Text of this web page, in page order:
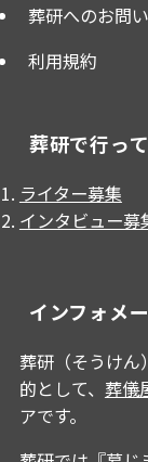
葬研へのお問
利用規約
葬研で行っ
ライター募集
インタビュー募
インフォメ
葬研（そうけん
的として、 葬儀
アです。